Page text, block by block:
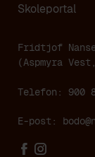
Skoleportal
Fridtjof
(Aspmyra
Telefon: 900
E-post: